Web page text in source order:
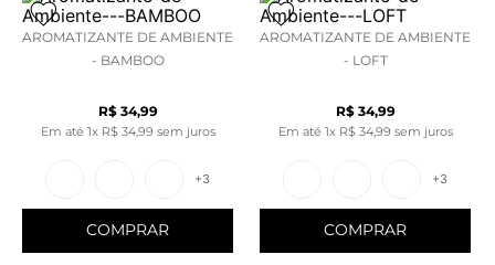
AROMATIZANTE DE AMBIENTE
- BAMBOO
R$ 34,99
Em até 1x R$ 34,99 sem juros
+3
COMPRAR
AROMATIZANTE DE AMBIENTE
- LOFT
R$ 34,99
Em até 1x R$ 34,99 sem juros
+3
COMPRAR